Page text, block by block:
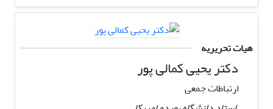
هیات تحریریه
دکتر یحیی کمالی پور
ارتباطات جمعی